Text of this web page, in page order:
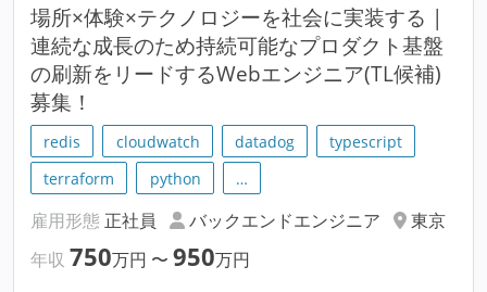
場所×体験×テクノロジーを社会に実装する |
連続な成長のため持続可能なプロダクト基盤
の刷新をリードするWebエンジニア(TL候補)
募集！
redis cloudwatch datadog
typescript
terraform
python …
雇用形態 正社員 バックエンドエンジニア
東京
年収 750万円 〜 950万円